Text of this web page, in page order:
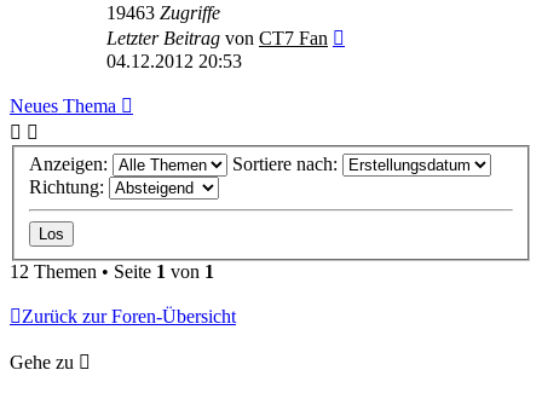
19463 Zugriffe
Letzter Beitrag von CT7 Fan
04.12.2012 20:53
Neues Thema
Anzeigen:
Sortiere nach:
Richtung:
12 Themen • Seite 1 von 1
Zurück zur Foren-Übersicht
Gehe zu